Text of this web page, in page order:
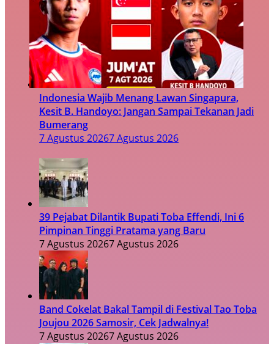
Indonesia Wajib Menang Lawan Singapura,
Kesit B. Handoyo: Jangan Sampai Tekanan Jadi
Bumerang
7 Agustus 20267 Agustus 2026
39 Pejabat Dilantik Bupati Toba Effendi, Ini 6
Pimpinan Tinggi Pratama yang Baru
7 Agustus 20267 Agustus 2026
Band Cokelat Bakal Tampil di Festival Tao Toba
Joujou 2026 Samosir, Cek Jadwalnya!
7 Agustus 20267 Agustus 2026